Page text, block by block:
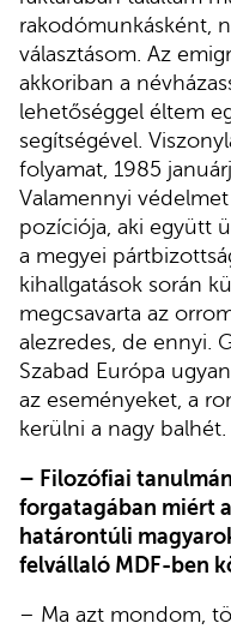
rakodómunkásként,
választásom. Az
akkoriban a
lehetőséggel éltem
segítségével.
folyamat, 1985
Valamennyi
pozíciója, aki együtt
a megyei
kihallgatások során
megcsavarta az
alezredes, de ennyi.
Szabad Európa
az eseményeket, a
kerülni a nagy balhét.
– Filozófiai
forgatagában miért
határontúli
felvállaló MDF-ben
– Ma azt mondom,